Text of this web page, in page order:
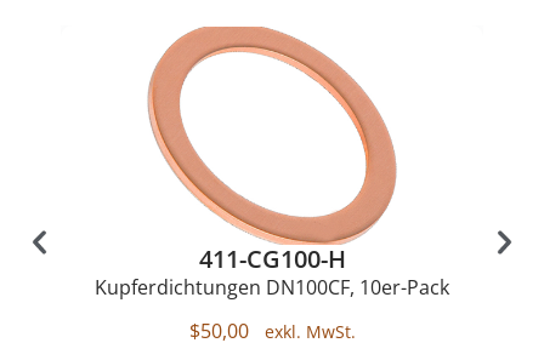
411-CG100-H
Kupferdichtungen DN100CF, 10er-Pack
$50,00